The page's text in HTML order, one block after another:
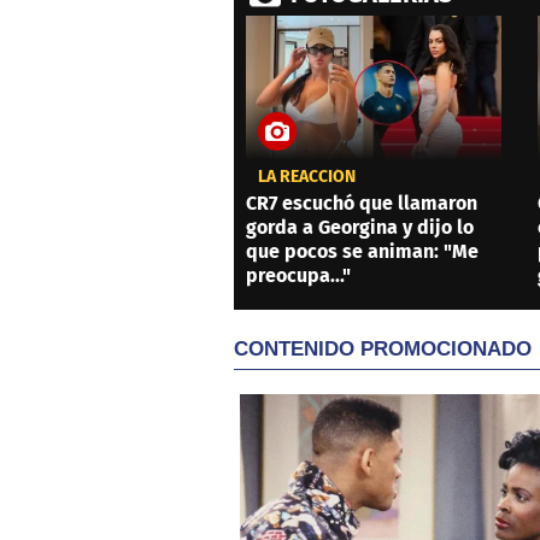
LA REACCIÓN
CR7 escuchó que llamaron
gorda a Georgina y dijo lo
que pocos se animan: "Me
preocupa..."